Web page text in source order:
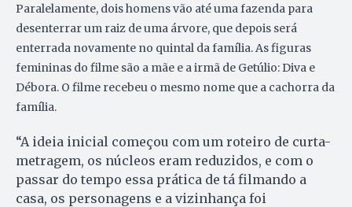
Paralelamente, dois homens vão até uma fazenda para
desenterrar um raiz de uma árvore, que depois será
enterrada novamente no quintal da família. As figuras
femininas do filme são a mãe e a irmã de Getúlio: Diva e
Débora. O filme recebeu o mesmo nome que a cachorra da
família.
“A ideia inicial começou com um roteiro de curta-
metragem, os núcleos eram reduzidos, e com o
passar do tempo essa prática de tá filmando a
casa, os personagens e a vizinhança foi